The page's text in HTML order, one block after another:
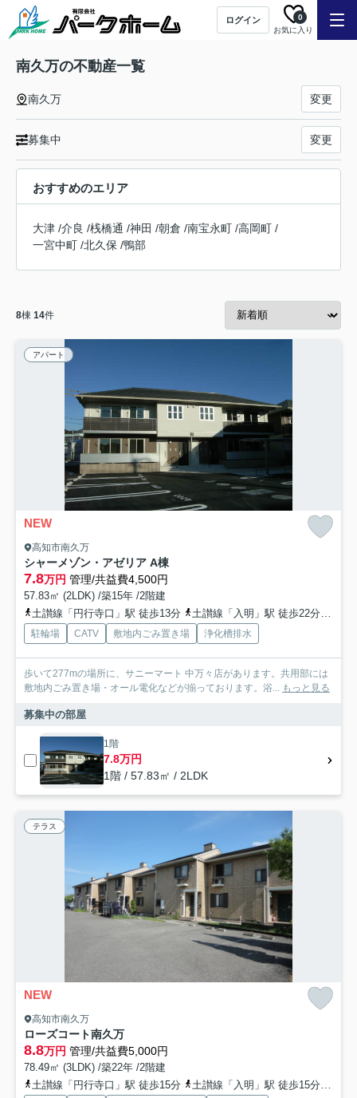
ログイン
お気に入り
0
南久万の不動産一覧
南久万 変更
募集中 変更
おすすめのエリア
大津 /介良 /桟橋通 /神田 /朝倉 /南宝永町 /高岡町 /
一宮中町 /北久保 /鴨部
8棟 14件
アパート
NEW
高知市南久万
シャーメゾン・アゼリア A棟
7.8万円 管理/共益費4,500円
57.83㎡ (2LDK) /築15年 /2階建
土讃線「円行寺口」駅 徒歩13分
土讃線「入明」駅 徒歩22分
駐輪場 CATV 敷地内ごみ置き場 浄化槽排水
歩いて277mの場所に、サニーマート 中万々店があります。共用部には
敷地内ごみ置き場・オール電化などが揃っております。浴... もっと見る
募集中の部屋
1階
7.8万円
1階 / 57.83㎡ / 2LDK
テラス
NEW
高知市南久万
ローズコート南久万
8.8万円 管理/共益費5,000円
78.49㎡ (3LDK) /築22年 /2階建
土讃線「円行寺口」駅 徒歩15分
土讃線「入明」駅 徒歩15分